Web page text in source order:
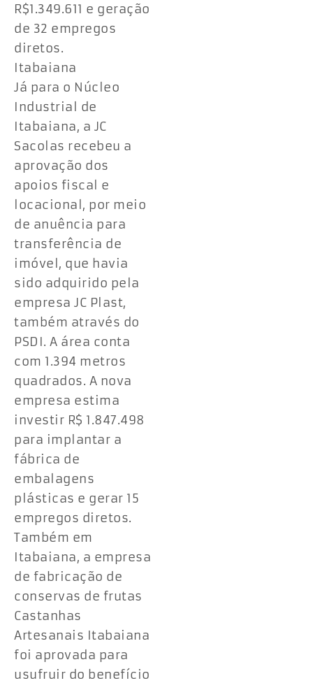
R$1.349.611 e geração
de 32 empregos
diretos.
Itabaiana
Já para o Núcleo
Industrial de
Itabaiana, a JC
Sacolas recebeu a
aprovação dos
apoios fiscal e
locacional, por meio
de anuência para
transferência de
imóvel, que havia
sido adquirido pela
empresa JC Plast,
também através do
PSDI. A área conta
com 1.394 metros
quadrados. A nova
empresa estima
investir R$ 1.847.498
para implantar a
fábrica de
embalagens
plásticas e gerar 15
empregos diretos.
Também em
Itabaiana, a empresa
de fabricação de
conservas de frutas
Castanhas
Artesanais Itabaiana
foi aprovada para
usufruir do benefício